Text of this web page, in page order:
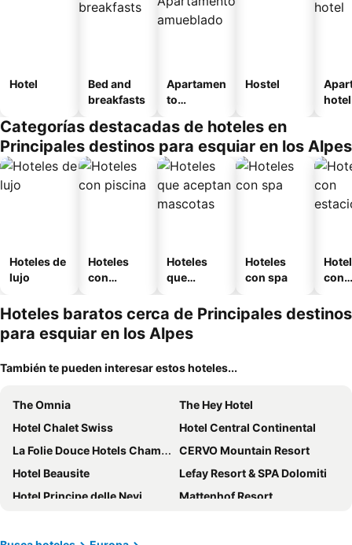
Hotel
Bed and
breakfasts
Apartamen
to
o
Hostel
hotel
Categorías destacadas de hoteles en
Principales destinos para esquiar en los Alpes
Hoteles de
lujo
Hoteles
con
Hoteles
que
mascotas
Hoteles
con spa
con
Hoteles baratos cerca de Principales destinos
para esquiar en los Alpes
También te pueden interesar estos hoteles...
The Omnia
The Hey Hotel
Hotel Chalet Swiss
Hotel Central Continental
La Folie Douce Hotels Chamonix
CERVO Mountain Resort
Hotel Beausite
Lefay Resort & SPA Dolomiti
Hotel Principe delle Nevi
Mattenhof Resort
Hotel Alpina